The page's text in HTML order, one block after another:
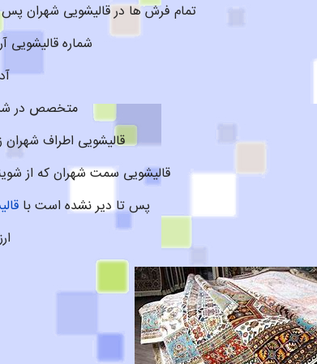
تمام فرش ها در قالیشویی شهران
شماره قالیشویی
متخصص در
قالیشویی اطراف
قالیشویی سمت شهران که از
پس تا دیر نشده است با